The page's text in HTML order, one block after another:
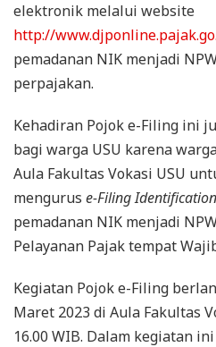
elektronik melalui website
http://
pemadanan NIK menjadi
perpajakan.
Kehadiran Pojok e-Filing ini
bagi warga USU karena
Aula Fakultas Vokasi USU
mengurus e-Filing
pemadanan NIK menjadi
Pelayanan Pajak tempat
Kegiatan Pojok e-Filing
Maret 2023 di Aula Fakultas
16.00 WIB. Dalam kegiatan